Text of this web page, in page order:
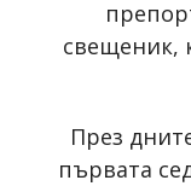
свещеник,
През
първата